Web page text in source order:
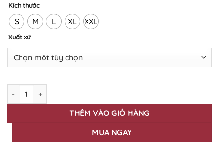
Kích thước
S M L XL XXL
Xuất xứ
ÁO THUN IN LÁ BÀI LB - 14 số lượng
THÊM VÀO GIỎ HÀNG
MUA NGAY